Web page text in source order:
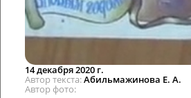
14 декабря 2020 г.
Автор текста Абильмажинова Е. А.
Автор фото